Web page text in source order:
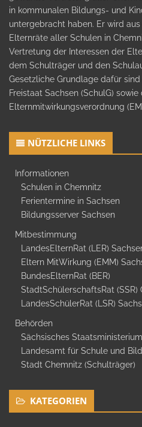
in kommunalen Bildungs- und
untergebracht haben. Er wird
Elternräte aller Schulen in
Vertretung der Interessen der
dem Schulträger und den
Gesetzliche Grundlage dafür
Freistaat Sachsen (SchulG) sowie
Elternmitwirkungsverordnung
NÜTZLICHE LINKS
Informationen
Schulen in Chemnitz
Ferientermine in Sachsen
Bildungsserver Sachsen
Mitbestimmung
LandesElternRat (LER)
Eltern MitWirkung (EMM)
BundesElternRat (BER)
StadtSchülerschaftsRat (SSR)
LandesSchülerRat (LSR)
Behörden
Sächsisches
Landesamt für Schule und
Stadt Chemnitz (Schulträger)
KATEGORIEN